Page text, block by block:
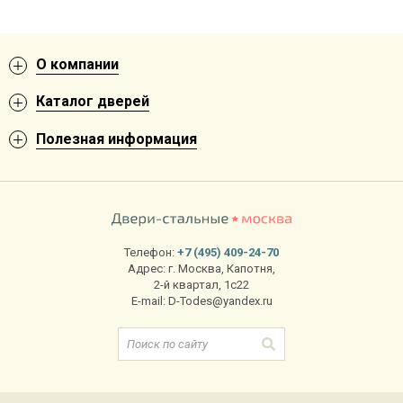
О компании
Каталог дверей
Полезная информация
Телефон: +7 (495) 409-24-70
Адрес: г. Москва, Капотня,
2-й квартал, 1с22
E-mail: D-Todes@yandex.ru